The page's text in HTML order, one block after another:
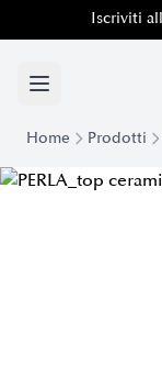
Iscriviti
Home Prodotti
Tavolo Perla con top